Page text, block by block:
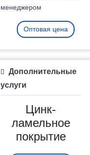
менеджером
Оптовая цена
Дополнительные
услуги
Цинк-
ламельное
покрытие